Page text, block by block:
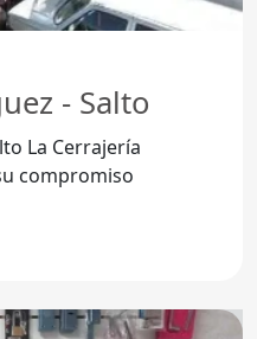
- Salto
compromiso